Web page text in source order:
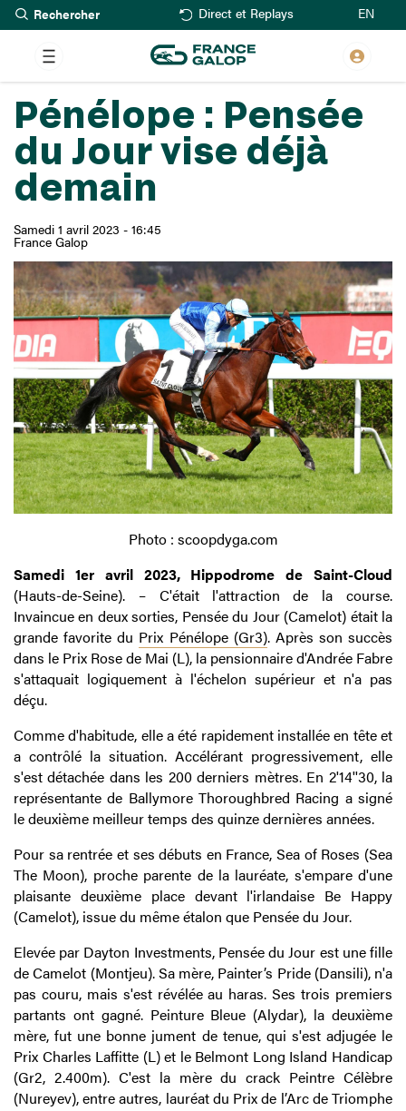
Aller
au
contenu
principal
Rechercher Direct et Replays EN
Pénélope : Pensée
du Jour vise déjà
demain
Samedi 1 avril 2023 - 16:45
France Galop
Photo : scoopdyga.com
Samedi 1er avril 2023, Hippodrome de Saint-Cloud
(Hauts-de-Seine). – C'était l'attraction de la course.
Invaincue en deux sorties, Pensée du Jour (Camelot) était la
grande favorite du Prix Pénélope (Gr3). Après son succès
dans le Prix Rose de Mai (L), la pensionnaire d'Andrée Fabre
s'attaquait logiquement à l'échelon supérieur et n'a pas
déçu.
Comme d'habitude, elle a été rapidement installée en tête et
a contrôlé la situation. Accélérant progressivement, elle
s'est détachée dans les 200 derniers mètres. En 2'14''30, la
représentante de Ballymore Thoroughbred Racing a signé
le deuxième meilleur temps des quinze dernières années.
Pour sa rentrée et ses débuts en France, Sea of Roses (Sea
The Moon), proche parente de la lauréate, s'empare d'une
plaisante deuxième place devant l'irlandaise Be Happy
(Camelot), issue du même étalon que Pensée du Jour.
Elevée par Dayton Investments, Pensée du Jour est une fille
de Camelot (Montjeu). Sa mère, Painter’s Pride (Dansili), n'a
pas couru, mais s'est révélée au haras.Ses trois premiers
partants ont gagné. Peinture Bleue (Alydar), la deuxième
mère, fut une bonne jument de tenue, qui s'est adjugée le
Prix Charles Laffitte (L) et le Belmont Long Island Handicap
(Gr2, 2.400m). C'est la mère du crack Peintre Célèbre
(Nureyev), entre autres, lauréat du Prix de l’Arc de Triomphe